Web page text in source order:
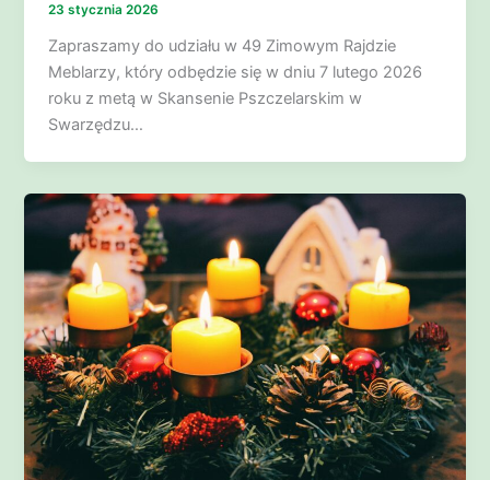
23 stycznia 2026
Zapraszamy do udziału w 49 Zimowym Rajdzie
Meblarzy, który odbędzie się w dniu 7 lutego 2026
roku z metą w Skansenie Pszczelarskim w
Swarzędzu…